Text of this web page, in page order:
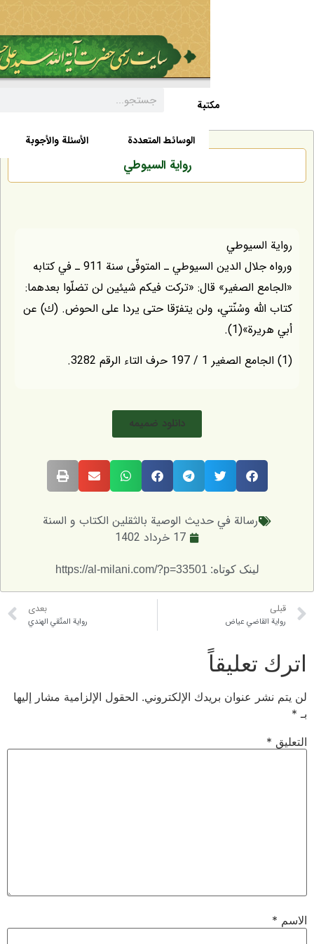
الأخبار السيرة الذاتية
الأسئلة والأجوبة الوسائط المتعددة
رواية السيوطي
ورواه جلال الدين السيوطي ـ المتوفّى سنة 911 ـ في كتابه
الصغير» قال: «تركت فيكم شيئين لن تضلّوا بعدهما:
وسُنّتي، ولن يتفرّقا حتى يردا على الحوض. (ك) عن
دانلود ضمیمه
رسالة في حديث الوصية بالثقلين الكتاب و السنة
عياض رواية المتّقي الهندي
عنوان بريدك الإلكتروني. الحقول الإلزامية مشار إليها